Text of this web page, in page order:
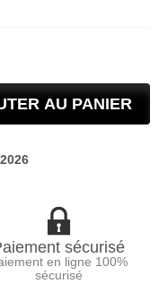
AU PANIER
sécurisé
en ligne 100%
sécurisé